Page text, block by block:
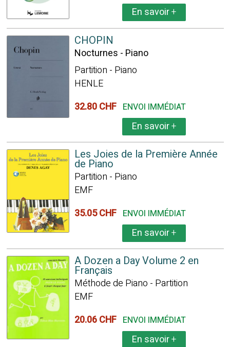
En savoir+
CHOPIN
Nocturnes - Piano
Partition - Piano
HENLE
32.80 CHF ENVOI IMMÉDIAT
En savoir+
Les Joies de la Première Année
de Piano
Partition - Piano
EMF
35.05 CHF ENVOI IMMÉDIAT
En savoir+
A Dozen a Day Volume 2 en
Français
Méthode de Piano - Partition
EMF
20.06 CHF ENVOI IMMÉDIAT
En savoir+